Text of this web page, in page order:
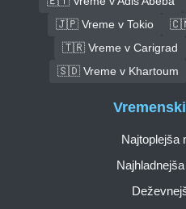
🇯🇵 Vreme v Tokio
🇨🇳
🇹🇷 Vreme v Carigrad
🇸🇩 Vreme v Khartoum
Najtoplejša